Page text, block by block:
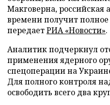
Макговерна, российская
времени получит полное
передаетРИА «Новости».
Аналитик подчеркнул
применения ядерного
спецоперации на
Для полного контроля
освободить всего два